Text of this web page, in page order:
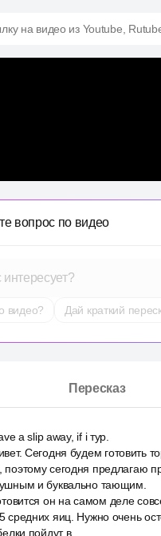
на видео из Youtube,
вопрос по видео
видео? Дай краткий
Пересказ
a slip away, if i тур.
Сегодня будем готовить
сегодня предлагаю
и буквально тающим.
он на самом деле
средних яиц. Нужно очень
пойдут в